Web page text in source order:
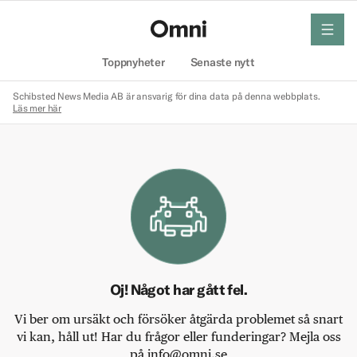
Toppnyheter Senaste nytt
meny
Schibsted News Media AB är ansvarig för dina data på denna webbplats.
Läs mer här
Oj! Något har gått fel.
Vi ber om ursäkt och försöker åtgärda problemet så snart
vi kan, håll ut! Har du frågor eller funderingar? Mejla oss